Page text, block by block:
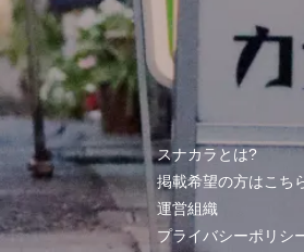
スナカラとは?
掲載希望の方はこち
運営組織
プライバシーポリシ